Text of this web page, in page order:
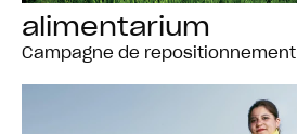
alimentarium
Campagne de repositionnement